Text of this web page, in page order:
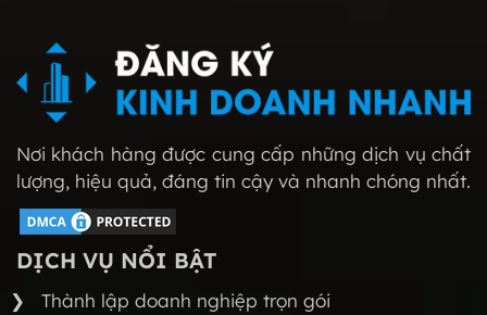
Nơi khách hàng được cung cấp những dịch vụ chất
lượng, hiệu quả, đáng tin cậy và nhanh chóng nhất.
DỊCH VỤ NỔI BẬT
Thành lập doanh nghiệp trọn gói